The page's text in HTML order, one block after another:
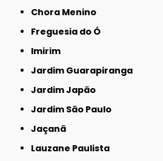
Chora Menino
Freguesia do Ó
Imirim
Jardim Guarapiranga
Jardim Japão
Jardim São Paulo
Jaçanã
Lauzane Paulista